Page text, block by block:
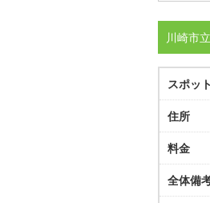
川崎市
スポッ
住所
料金
全体備